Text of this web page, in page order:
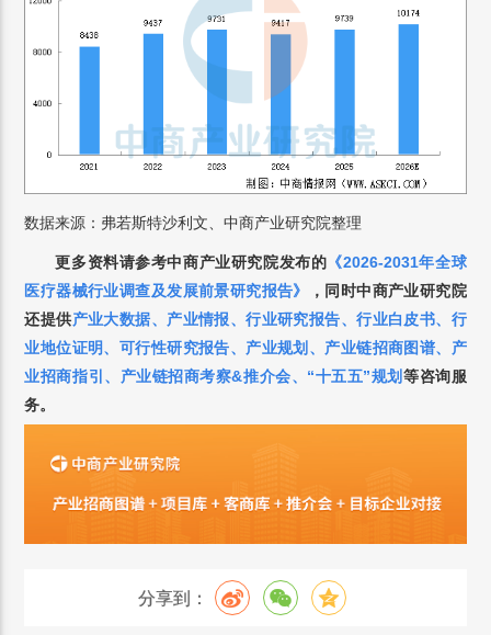
数据来源：弗若斯特沙利文、中商产业研究院整理
更多资料请参考中商产业研究院发布的 《2026-2031年全球
医疗器械行业调查及发展前景研究报告》 ， 同时中商产业研究院
还提供产业大数据、 产业情报、行业研究报告、行业白皮书、 行
业地位证明、 可行性研究报告、 产业规划 、 产业链招商图谱、 产
业招商指引 、 产业链招商考察&推介会、 “十五五”规划 等咨询服
务。
分享到：